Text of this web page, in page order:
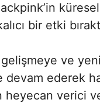
bir etki
ve
devam ederek
heyecan verici